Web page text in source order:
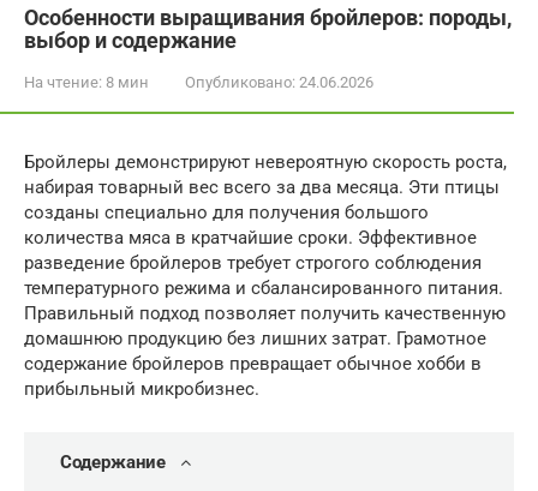
Особенности выращивания бройлеров: породы,
выбор и содержание
На чтение: 8 мин Опубликовано: 24.06.2026
Бройлеры демонстрируют невероятную скорость роста,
набирая товарный вес всего за два месяца. Эти птицы
созданы специально для получения большого
количества мяса в кратчайшие сроки. Эффективное
разведение бройлеров требует строгого соблюдения
температурного режима и сбалансированного питания.
Правильный подход позволяет получить качественную
домашнюю продукцию без лишних затрат. Грамотное
содержание бройлеров превращает обычное хобби в
прибыльный микробизнес.
Содержание